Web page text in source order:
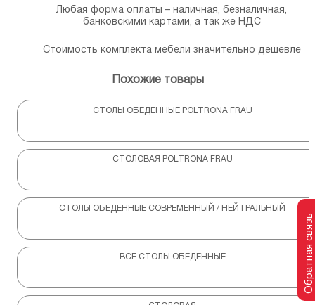
Любая форма оплаты – наличная, безналичная,
банковскими картами, а так же НДС
Стоимость комплекта мебели значительно дешевле
Похожие товары
СТОЛЫ ОБЕДЕННЫЕ POLTRONA FRAU
СТОЛОВАЯ POLTRONA FRAU
СТОЛЫ ОБЕДЕННЫЕ СОВРЕМЕННЫЙ / НЕЙТРАЛЬНЫЙ
ВСЕ СТОЛЫ ОБЕДЕННЫЕ Обратная связь